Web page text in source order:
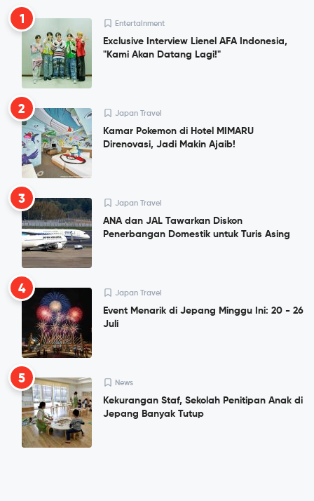
1 Entertainment
Exclusive Interview Lienel AFA Indonesia,
"Kami Akan Datang Lagi!"
2 Japan Travel
Kamar Pokemon di Hotel MIMARU
Direnovasi, Jadi Makin Ajaib!
3 Japan Travel
ANA dan JAL Tawarkan Diskon
Penerbangan Domestik untuk Turis Asing
4 Japan Travel
Event Menarik di Jepang Minggu Ini: 20 - 26
Juli
5 News
Kekurangan Staf, Sekolah Penitipan Anak di
Jepang Banyak Tutup